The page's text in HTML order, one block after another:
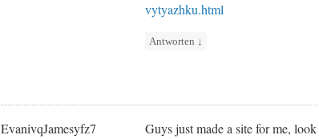
vytyazhku.html
Antworten ↓
EvanivqJamesyfz7 Guys just made a site for me,